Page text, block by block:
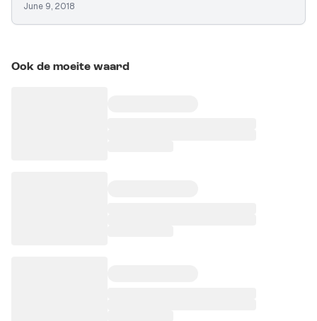
June 9, 2018
Ook de moeite waard